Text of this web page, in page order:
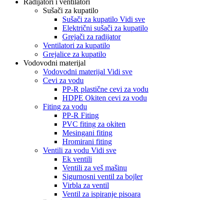
Radijatori i ventilatori
Sušači za kupatilo
Sušači za kupatilo Vidi sve
Električni sušači za kupatilo
Grejači za radijator
Ventilatori za kupatilo
Grejalice za kupatilo
Vodovodni materijal
Vodovodni materijal Vidi sve
Cevi za vodu
PP-R plastične cevi za vodu
HDPE Okiten cevi za vodu
Fiting za vodu
PP-R Fiting
PVC fiting za okiten
Mesingani fiting
Hromirani fiting
Ventili za vodu Vidi sve
Ek ventili
Ventili za veš mašinu
Sigurnosni ventil za bojler
Virbla za ventil
Ventil za ispiranje pisoara